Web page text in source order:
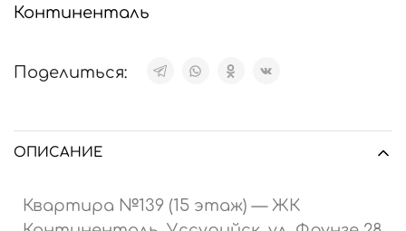
Континенталь
Поделиться:
ОПИСАНИЕ
Квартира №139 (15 этаж) — ЖК